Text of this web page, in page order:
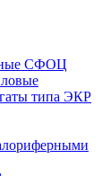
СФОЦ
типа ЭКР